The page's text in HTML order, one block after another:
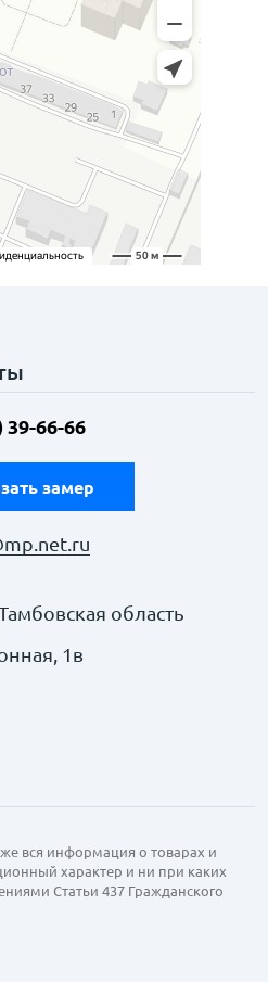
39-66-66
замер
область
1в
вся информация о товарах и
характер и ни при каких
Статьи 437 Гражданского